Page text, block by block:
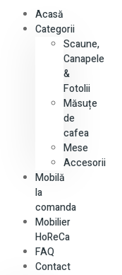
Acasă
Categorii
Scaune,
Canapele
&
Fotolii
Măsuțe
de
cafea
Mese
Accesorii
Mobilă
la
comanda
Mobilier
HoReCa
FAQ
Contact